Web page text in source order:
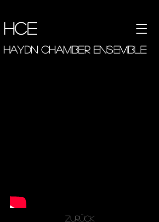
hce
haydn chamber ensemble
ZURÜCK